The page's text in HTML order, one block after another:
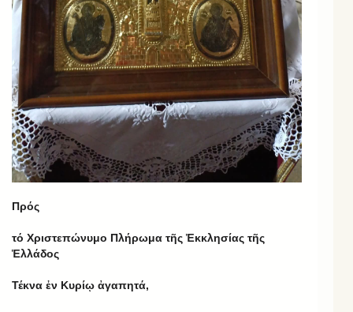
Πρός
τό Χριστεπώνυμο Πλήρωμα τῆς Ἐκκλησίας τῆς
Ἑλλάδος
Τέκνα ἐν Κυρίῳ ἀγαπητά,